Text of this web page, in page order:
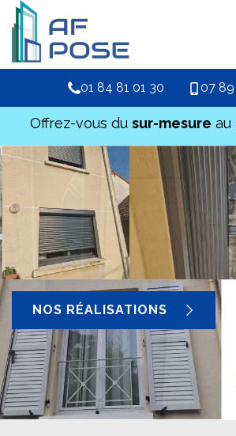
01 84 81 01 30 07 89
Offrez-vous du sur-mesure au
NOS RÉALISATIONS